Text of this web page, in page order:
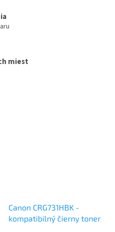
miest
Canon CRG731HBK -
kompatibilný čierny toner